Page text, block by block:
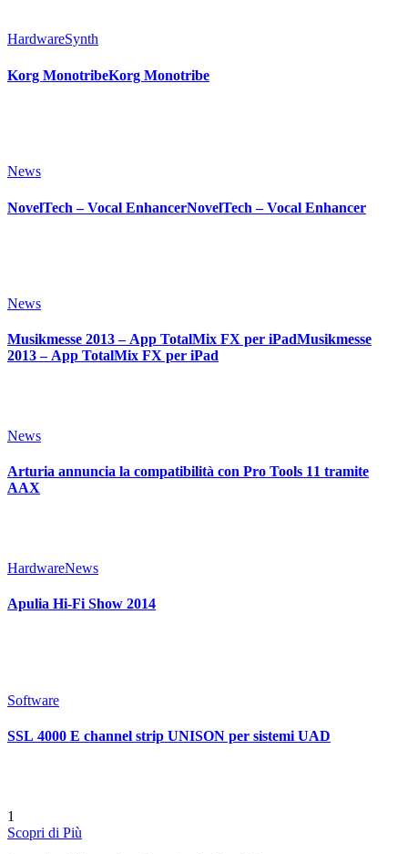
HardwareSynth
Korg MonotribeKorg Monotribe
News
NovelTech – Vocal EnhancerNovelTech – Vocal Enhancer
News
Musikmesse 2013 – App TotalMix FX per iPadMusikmesse
2013 – App TotalMix FX per iPad
News
Arturia annuncia la compatibilità con Pro Tools 11 tramite
AAX
HardwareNews
Apulia Hi-Fi Show 2014
Software
SSL 4000 E channel strip UNISON per sistemi UAD
1
Scopri di Più